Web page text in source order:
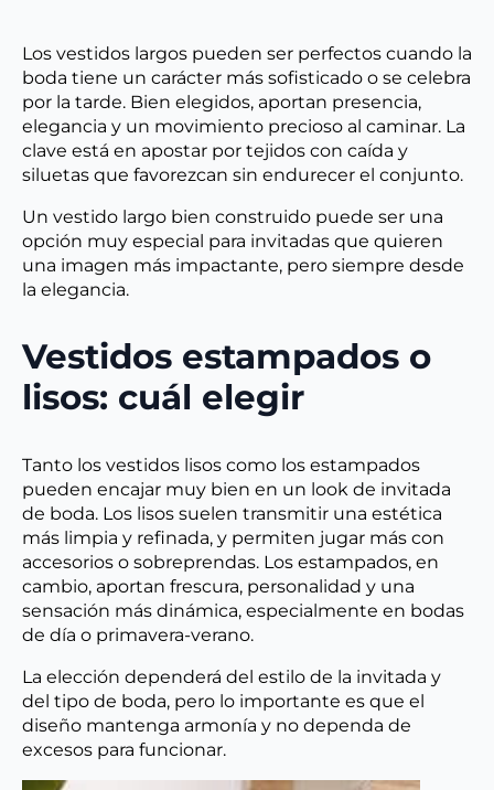
Los vestidos largos pueden ser perfectos cuando la
boda tiene un carácter más sofisticado o se celebra
por la tarde. Bien elegidos, aportan presencia,
elegancia y un movimiento precioso al caminar. La
clave está en apostar por tejidos con caída y
siluetas que favorezcan sin endurecer el conjunto.
Un vestido largo bien construido puede ser una
opción muy especial para invitadas que quieren
una imagen más impactante, pero siempre desde
la elegancia.
Vestidos estampados o
lisos: cuál elegir
Tanto los vestidos lisos como los estampados
pueden encajar muy bien en un look de invitada
de boda. Los lisos suelen transmitir una estética
más limpia y refinada, y permiten jugar más con
accesorios o sobreprendas. Los estampados, en
cambio, aportan frescura, personalidad y una
sensación más dinámica, especialmente en bodas
de día o primavera-verano.
La elección dependerá del estilo de la invitada y
del tipo de boda, pero lo importante es que el
diseño mantenga armonía y no dependa de
excesos para funcionar.